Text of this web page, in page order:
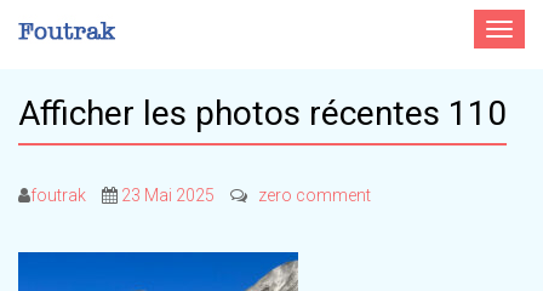
Toggle
Afficher les photos récentes 110
foutrak 23 Mai 2025 zero comment